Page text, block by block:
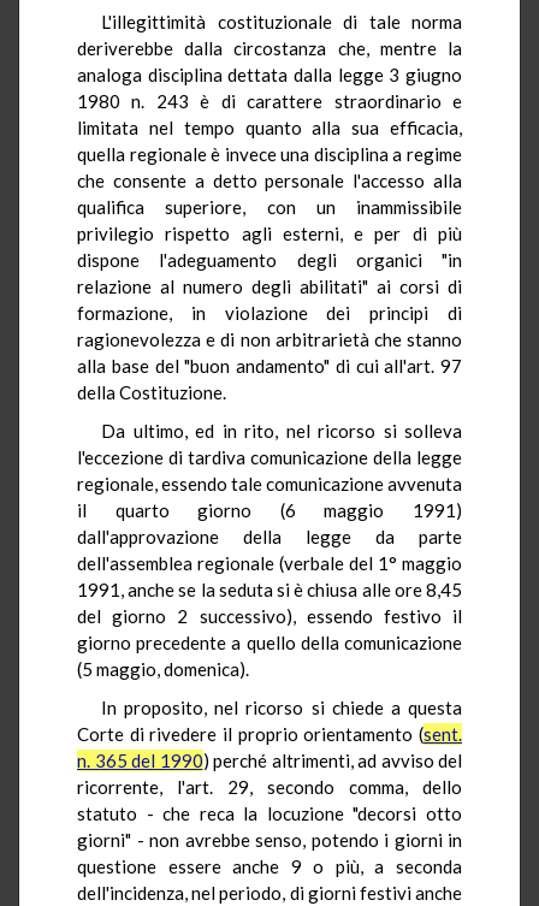
L'illegittimità costituzionale di tale norma
deriverebbe dalla circostanza che, mentre la
analoga disciplina dettata dalla legge 3 giugno
1980 n. 243 è di carattere straordinario e
limitata nel tempo quanto alla sua efficacia,
quella regionale è invece una disciplina a regime
che consente a detto personale l'accesso alla
qualifica superiore, con un inammissibile
privilegio rispetto agli esterni, e per di più
dispone l'adeguamento degli organici "in
relazione al numero degli abilitati" ai corsi di
formazione, in violazione dei principi di
ragionevolezza e di non arbitrarietà che stanno
alla base del "buon andamento" di cui all'art. 97
della Costituzione.
Da ultimo, ed in rito, nel ricorso si solleva
l'eccezione di tardiva comunicazione della legge
regionale, essendo tale comunicazione avvenuta
il quarto giorno (6 maggio 1991)
dall'approvazione della legge da parte
dell'assemblea regionale (verbale del 1° maggio
1991, anche se la seduta si è chiusa alle ore 8,45
del giorno 2 successivo), essendo festivo il
giorno precedente a quello della comunicazione
(5 maggio, domenica).
In proposito, nel ricorso si chiede a questa
Corte di rivedere il proprio orientamento (sent.
n. 365 del 1990) perché altrimenti, ad avviso del
ricorrente, l'art. 29, secondo comma, dello
statuto - che reca la locuzione "decorsi otto
giorni" - non avrebbe senso, potendo i giorni in
questione essere anche 9 o più, a seconda
dell'incidenza, nel periodo, di giorni festivi anche